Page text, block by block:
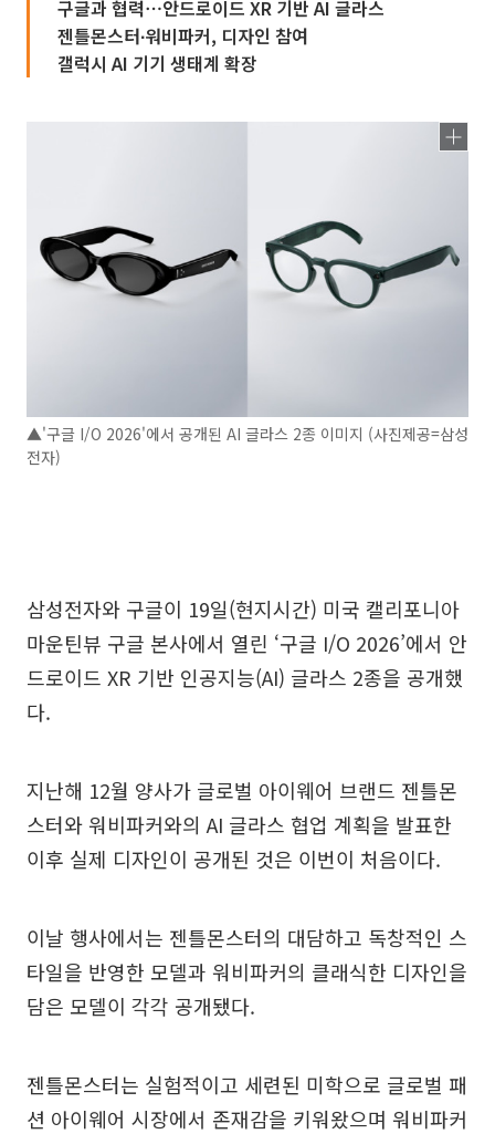
구글과 협력⋯안드로이드 XR 기반 AI 글라스
젠틀몬스터∙워비파커, 디자인 참여
갤럭시 AI 기기 생태계 확장
▲'구글 I/O 2026'에서 공개된 AI 글라스 2종 이미지 (사진제공=삼성
전자)
삼성전자와 구글이 19일(현지시간) 미국 캘리포니아
마운틴뷰 구글 본사에서 열린 ‘구글 I/O 2026’에서 안
드로이드 XR 기반 인공지능(AI) 글라스 2종을 공개했
다.
지난해 12월 양사가 글로벌 아이웨어 브랜드 젠틀몬
스터와 워비파커와의 AI 글라스 협업 계획을 발표한
이후 실제 디자인이 공개된 것은 이번이 처음이다.
이날 행사에서는 젠틀몬스터의 대담하고 독창적인 스
타일을 반영한 모델과 워비파커의 클래식한 디자인을
담은 모델이 각각 공개됐다.
젠틀몬스터는 실험적이고 세련된 미학으로 글로벌 패
션 아이웨어 시장에서 존재감을 키워왔으며 워비파커